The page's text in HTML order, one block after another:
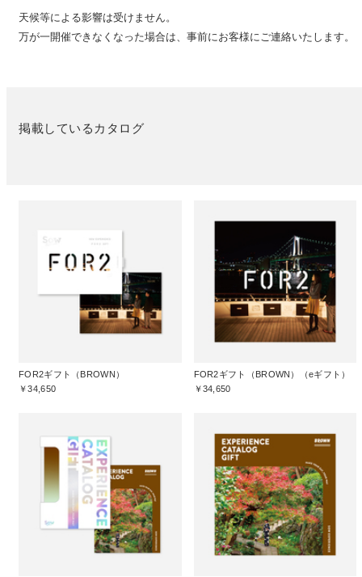
天候等による影響は受けません。
万が一開催できなくなった場合は、事前にお客様にご連絡いたします。
掲載しているカタログ
FOR2ギフト（BROWN）
￥34,650
FOR2ギフト（BROWN）（eギフト）
￥34,650